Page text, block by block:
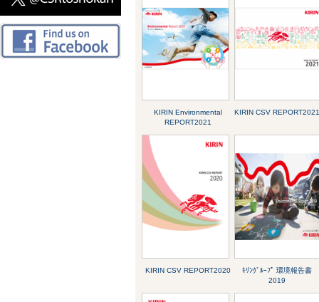
KIRIN Environmental
REPORT2021
KIRIN CSV
KIRIN CSV REPORT2020
ｷﾘﾝｸﾞﾙｰﾌﾟ 環境報告書
2019